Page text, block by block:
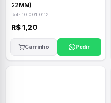
22MM)
Ref: 10.001.0112
R$ 1,20
Carrinho Pedir